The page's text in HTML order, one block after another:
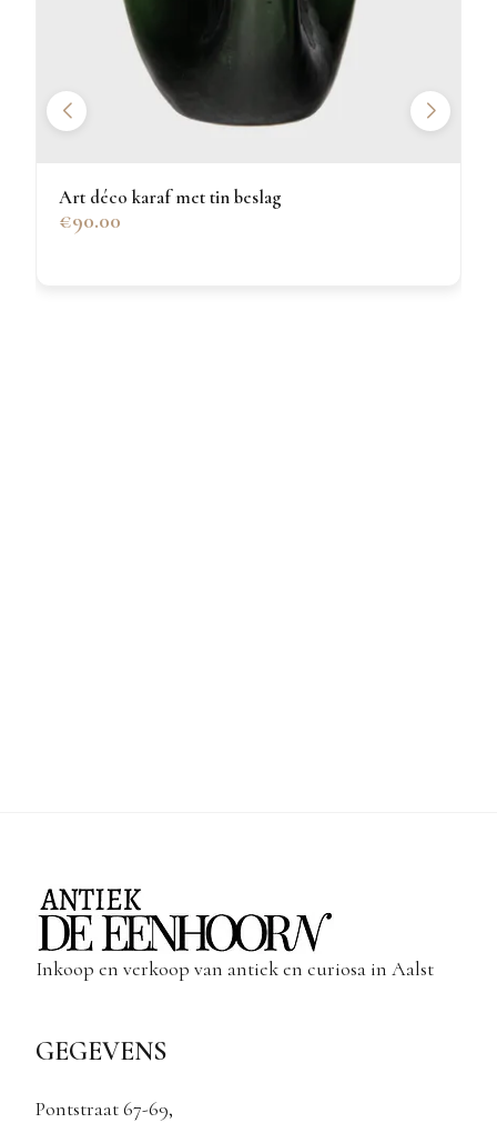
Art déco karaf met tin beslag
€90.00
Inkoop en verkoop van antiek en curiosa in Aalst
GEGEVENS
Pontstraat 67-69,